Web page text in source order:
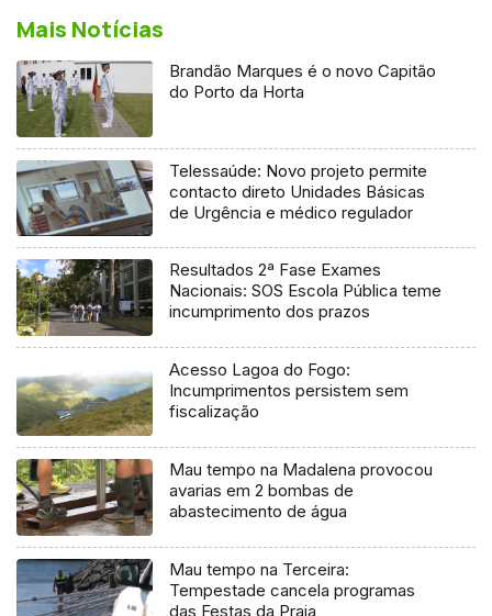
Mais Notícias
Brandão Marques é o novo Capitão
do Porto da Horta
Telessaúde: Novo projeto permite
contacto direto Unidades Básicas
de Urgência e médico regulador
Resultados 2ª Fase Exames
Nacionais: SOS Escola Pública teme
incumprimento dos prazos
Acesso Lagoa do Fogo:
Incumprimentos persistem sem
fiscalização
Mau tempo na Madalena provocou
avarias em 2 bombas de
abastecimento de água
Mau tempo na Terceira:
Tempestade cancela programas
das Festas da Praia